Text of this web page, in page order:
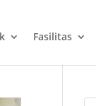
Fasilitas